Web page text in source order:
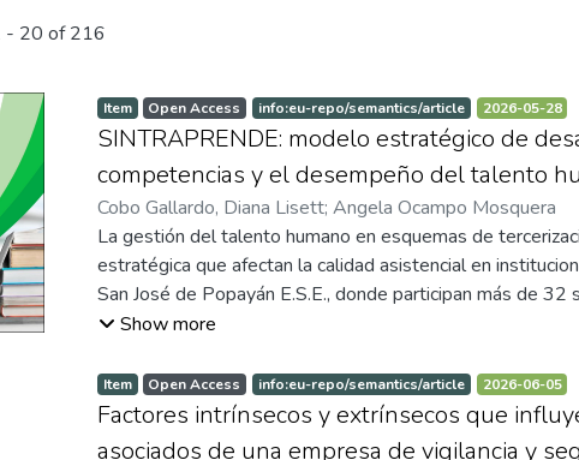
- 20 of 216
Item Open Access info:eu-repo/semantics/article 2026-05-28
SINTRAPRENDE: modelo estratégico de
competencias y el desempeño del talento
Cobo Gallardo, Diana Lisett; Angela Ocampo Mosquera
La gestión del talento humano en esquemas de
estratégica que afectan la calidad asistencial en
San José de Popayán E.S.E., donde participan más de
San José presentaba limitaciones en la articulación entre
SINTRAPRENDE, fundamentado en el enfoque de
para fortalecer las competencias colectivas y el
mediante estudio de caso único instrumental con
Show more
Item Open Access info:eu-repo/semantics/article 2026-06-05
Factores intrínsecos y extrínsecos que
asociados de una empresa de vigilancia y